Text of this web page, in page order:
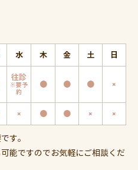
水 木 金 土 日
往診
※要予
約
● ● ● ×
× ● ● × ×
す。
能ですのでお気軽にご相談くだ